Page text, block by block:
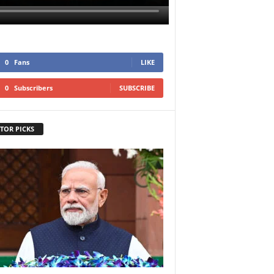
0 Fans LIKE
0 Subscribers SUBSCRIBE
PICKS